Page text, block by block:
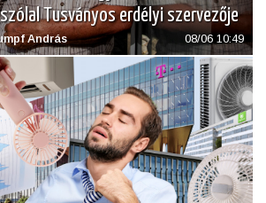
Tusványos erdélyi szervezője
András 08/06 10:49